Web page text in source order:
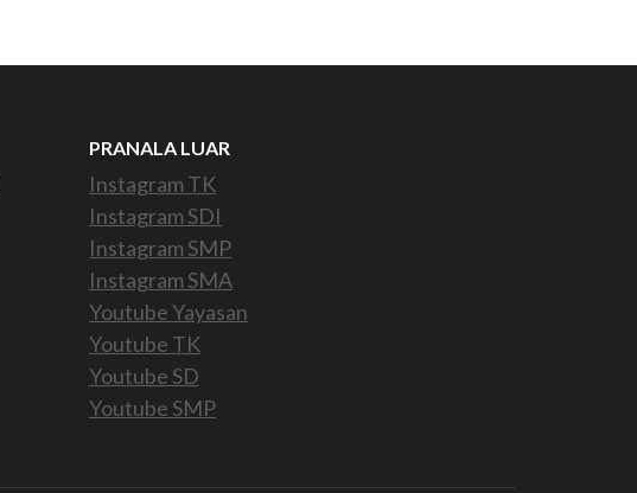
PRANALA LUAR
Instagram TK
Instagram SDI
Instagram SMP
Instagram SMA
Youtube Yayasan
Youtube TK
Youtube SD
Youtube SMP